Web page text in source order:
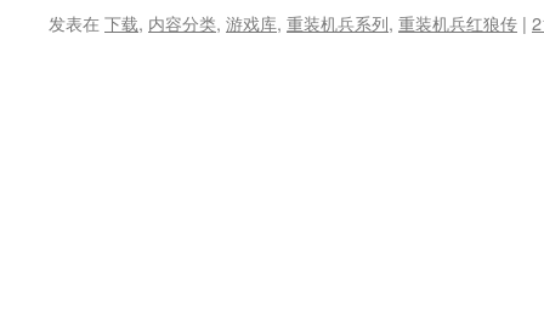
发表在 下载, 内容分类, 游戏库, 重装机兵系列, 重装机兵红狼传 |